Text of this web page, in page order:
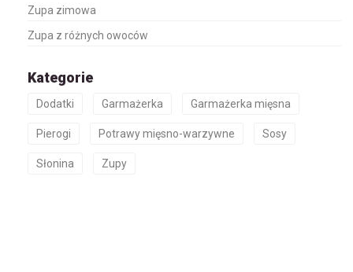
Zupa zimowa
Zupa z różnych owoców
Kategorie
Dodatki Garmażerka Garmażerka mięsna
Pierogi Potrawy mięsno-warzywne Sosy
Słonina Zupy